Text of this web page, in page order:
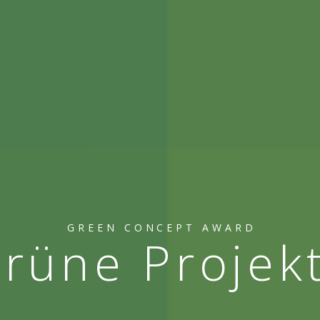
GREEN CONCEPT AWARD